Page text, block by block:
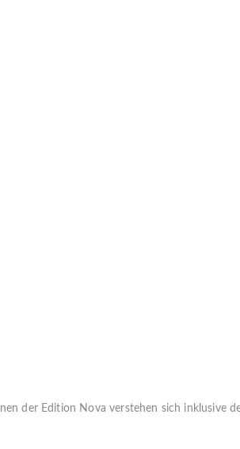
der Edition Nova verstehen sich inklusive